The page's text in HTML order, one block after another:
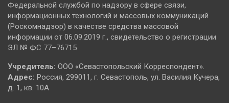
Федеральной службой по надзору в сфере связи,
информационных технологий и массовых коммуникаций
(Роскомнадзор) в качестве средства массовой
информации от 06.09.2019 г., свидетельство о регистрации
ЭЛ № ФС 77–76715
Учредитель: ООО «Севастопольский Корреспондент».
Адрес: Россия, 299011, г. Севастополь, ул. Василия Кучера,
д. 1, кв. 10А